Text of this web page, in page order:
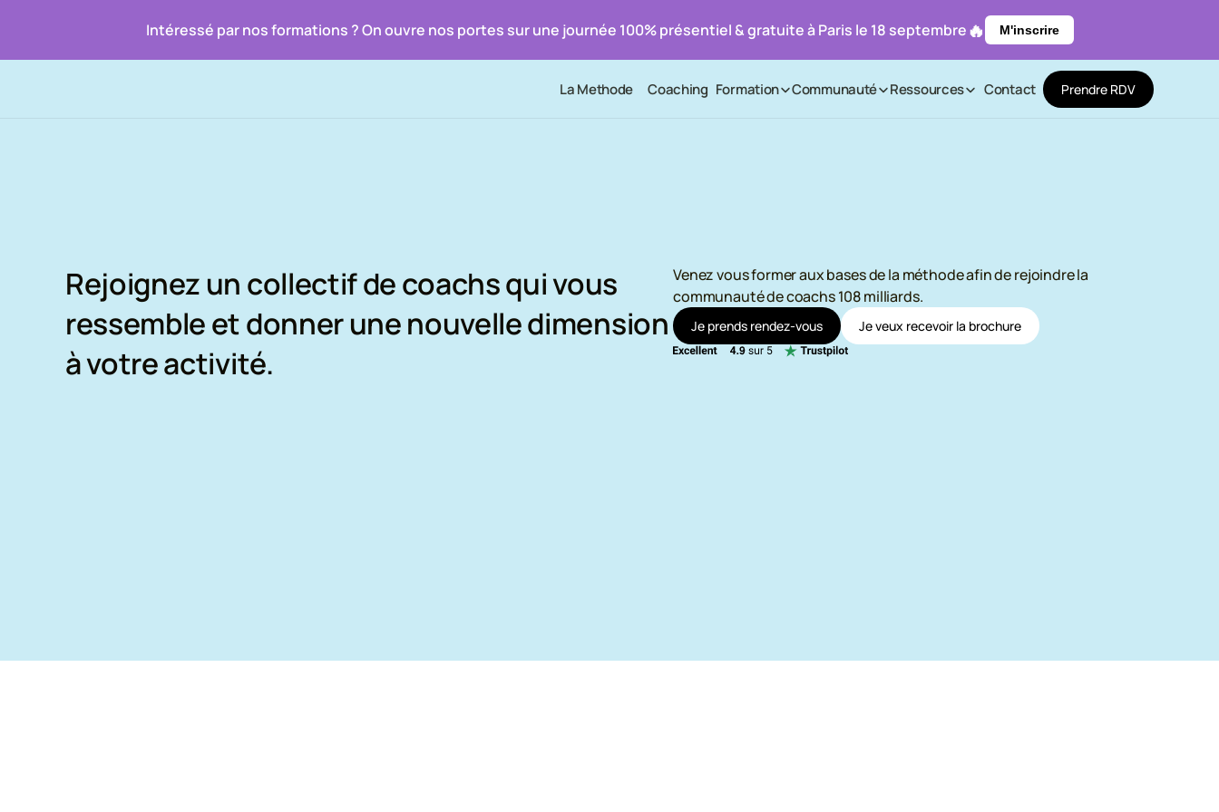
Intéressé par nos formations ? On ouvre nos portes sur une journée 100% présentiel & gratuite à Paris le 18 septembre🔥 M'inscrire
La Methode Coaching Formation Communauté Ressources Contact Prendre RDV
Rejoignez un collectif de coachs qui vous
ressemble et donner une nouvelle dimension
à votre activité.
Venez vous former aux bases de la méthode afin de rejoindre la
communauté de coachs 108 milliards.
Je prends rendez-vous Jeveux recevoir la brochure